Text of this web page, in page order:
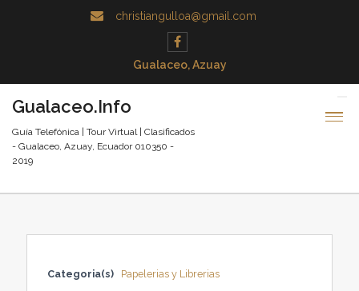
christiangulloa@gmail.com
Gualaceo, Azuay
Gualaceo.Info
Guía Telefónica | Tour Virtual | Clasificados
- Gualaceo, Azuay, Ecuador 010350 -
2019
Categoria(s)
Papelerias y Librerias